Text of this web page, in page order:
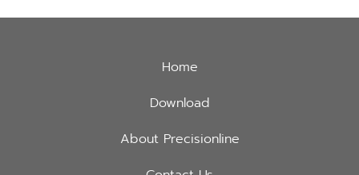
Home
Download
About Precisionline